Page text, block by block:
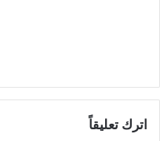
اترك تعليقاً